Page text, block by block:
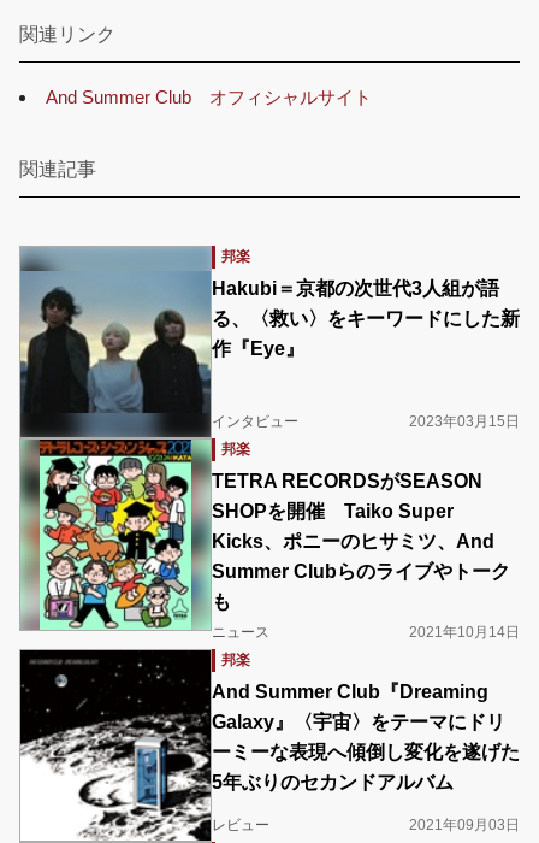
関連リンク
And Summer Club オフィシャルサイト
関連記事
邦楽
Hakubi＝京都の次世代3人組が語
る、〈救い〉をキーワードにした新
作『Eye』
インタビュー
2023年03月15日
邦楽
TETRA RECORDSがSEASON
SHOPを開催 Taiko Super
Kicks、ポニーのヒサミツ、And
Summer Clubらのライブやトーク
も
ニュース
2021年10月14日
邦楽
And Summer Club『Dreaming
Galaxy』〈宇宙〉をテーマにドリ
ーミーな表現へ傾倒し変化を遂げた
5年ぶりのセカンドアルバム
レビュー
2021年09月03日